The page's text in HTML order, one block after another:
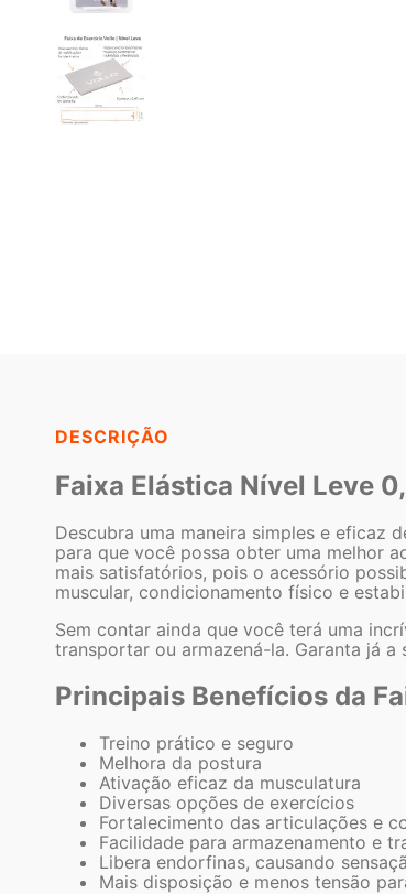
DESCRIÇÃO
Faixa Elástica Nível Leve
Descubra uma maneira simples e eficaz
para que você possa obter uma melhor
mais satisfatórios, pois o acessório
muscular, condicionamento físico e
Sem contar ainda que você terá uma
transportar ou armazená-la. Garanta já a
Principais Benefícios da
Treino prático e seguro
Melhora da postura
Ativação eficaz da musculatura
Diversas opções de exercícios
Fortalecimento das articulações e
Facilidade para armazenamento e
Libera endorfinas, causando
Mais disposição e menos tensão